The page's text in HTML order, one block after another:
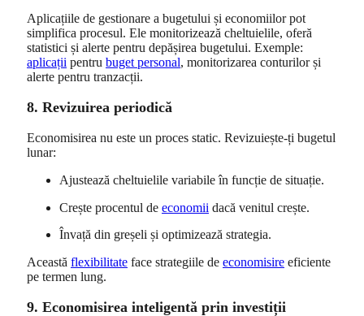
Aplicațiile de gestionare a bugetului și economiilor pot
simplifica procesul. Ele monitorizează cheltuielile, oferă
statistici și alerte pentru depășirea bugetului. Exemple:
aplicații pentru buget personal, monitorizarea conturilor și
alerte pentru tranzacții.
8. Revizuirea periodică
Economisirea nu este un proces static. Revizuiește-ți bugetul
lunar:
Ajustează cheltuielile variabile în funcție de situație.
Crește procentul de economii dacă venitul crește.
Învață din greșeli și optimizează strategia.
Această flexibilitate face strategiile de economisire eficiente
pe termen lung.
9. Economisirea inteligentă prin investiții